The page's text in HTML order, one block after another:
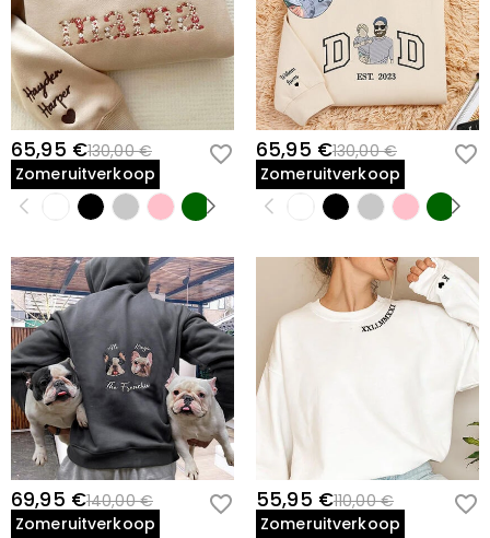
65,95 €130,00 €
Zomeruitverkoop
65,95 €130,00 €
Zomeruitverkoop
69,95 €140,00 €
Zomeruitverkoop
55,95 €110,00 €
Zomeruitverkoop